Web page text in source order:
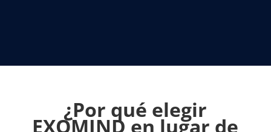
¿Por qué elegir
EXOMIND en lugar de